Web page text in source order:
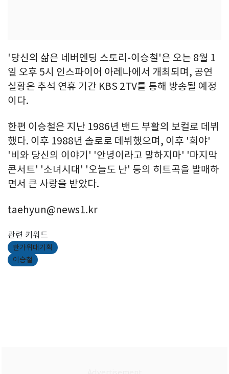
'당신의 삶은 네버엔딩 스토리-이승철'은 오는 8월 1
일 오후 5시 인스파이어 아레나에서 개최되며, 공연
실황은 추석 연휴 기간 KBS 2TV를 통해 방송될 예정
이다.
한편 이승철은 지난 1986년 밴드 부활의 보컬로 데뷔
했다. 이후 1988년 솔로로 데뷔했으며, 이후 '희야'
'비와 당신의 이야기' '안녕이라고 말하지마' '마지막
콘서트' '소녀시대' '오늘도 난' 등의 히트곡을 발매하
면서 큰 사랑을 받았다.
taehyun@news1.kr
관련 키워드
한가위대기획
이승철